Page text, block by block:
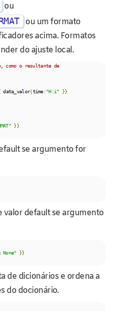
ou
ou um formato
acima. Formatos
do ajuste local.
como o resultante de
data_valor|time:"H:i" }}
}}
se argumento for
valor default se argumento
None" }}
de dicionários e ordena a
do docionário.